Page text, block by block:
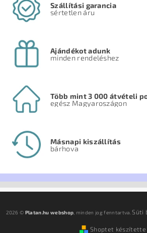
Szállítási garancia
sértetlen áru
Ajándékot adunk
minden rendeléshez
Több mint 3 000 átvételi
egész Magyaroszágon
Másnapi kiszállítás
bárhova
2026 © Platan.hu webshop , minden jog fenntartva.Süti
Shoptet készítette